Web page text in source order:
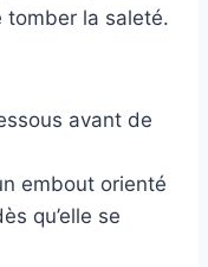
tomber la saleté.
avant de
embout orienté
qu’elle se